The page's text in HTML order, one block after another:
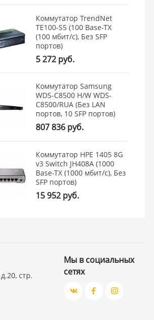
Коммутатор TrendNet
TE100-S5 (100 Base-TX
(100 мбит/с), Без SFP
портов)
5 272 руб.
Коммутатор Samsung
WDS-C8500 H/W WDS-
C8500/RUA (Без LAN
портов, 10 SFP портов)
807 836 руб.
Коммутатор HPE 1405 8G
v3 Switch JH408A (1000
Base-TX (1000 мбит/с), Без
SFP портов)
15 952 руб.
стр.
Мы в социальных
сетях